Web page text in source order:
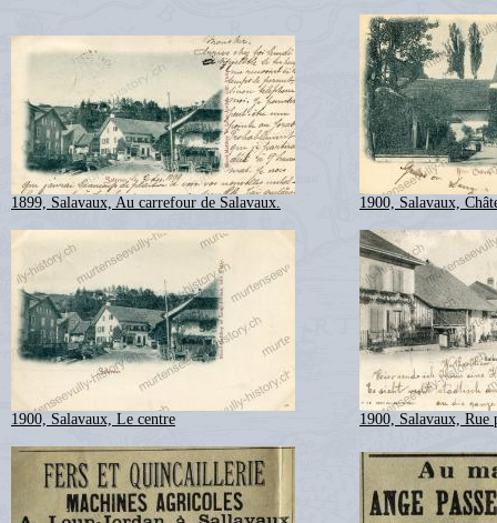
1899, Salavaux, Au carrefour de Salavaux. 1900, Salavaux,
1900, Salavaux, Le centre 1900, Salavaux, Rue